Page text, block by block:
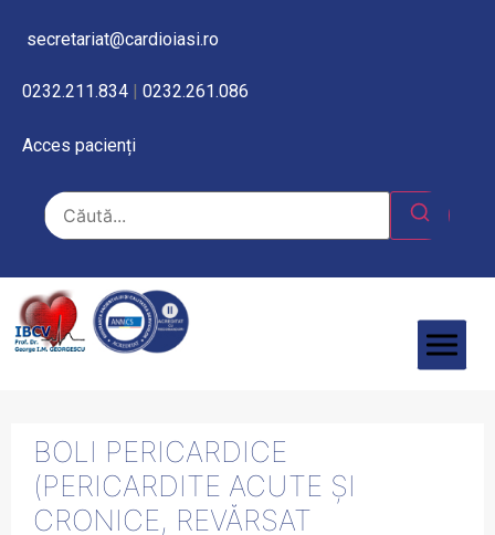
secretariat@cardioiasi.ro
0232.211.834 0232.261.086
Acces pacienți
BOLI PERICARDICE
(PERICARDITE ACUTE ȘI
CRONICE, REVĂRSAT